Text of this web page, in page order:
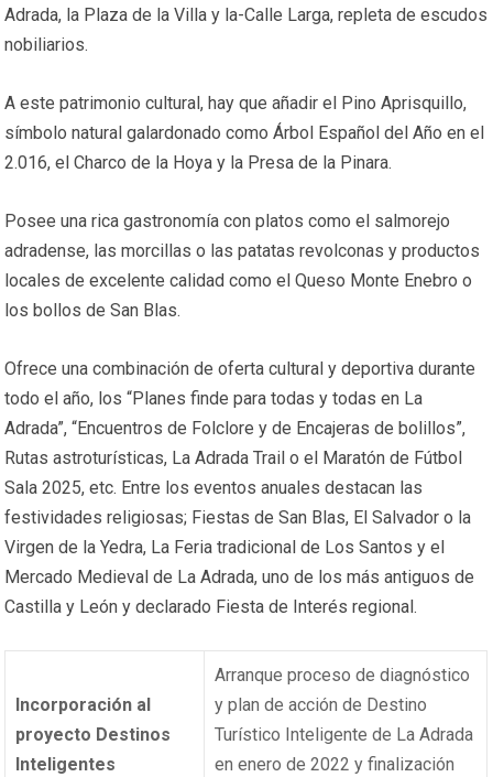
Adrada, la Plaza de la Villa y la-Calle Larga, repleta de escudos
nobiliarios.
A este patrimonio cultural, hay que añadir el Pino Aprisquillo,
símbolo natural galardonado como Árbol Español del Año en el
2.016, el Charco de la Hoya y la Presa de la Pinara.
Posee una rica gastronomía con platos como el salmorejo
adradense, las morcillas o las patatas revolconas y productos
locales de excelente calidad como el Queso Monte Enebro o
los bollos de San Blas.
Ofrece una combinación de oferta cultural y deportiva durante
todo el año, los “Planes finde para todas y todas en La
Adrada”, “Encuentros de Folclore y de Encajeras de bolillos”,
Rutas astroturísticas, La Adrada Trail o el Maratón de Fútbol
Sala 2025, etc. Entre los eventos anuales destacan las
festividades religiosas; Fiestas de San Blas, El Salvador o la
Virgen de la Yedra, La Feria tradicional de Los Santos y el
Mercado Medieval de La Adrada, uno de los más antiguos de
Castilla y León y declarado Fiesta de Interés regional.
Incorporación al
proyecto Destinos
Inteligentes
Arranque proceso de diagnóstico
y plan de acción de Destino
Turístico Inteligente de La Adrada
en enero de 2022 y finalización